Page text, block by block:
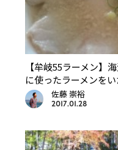
【牟岐55ラーメン】
に使ったラーメンをい
佐藤 崇裕
2017.01.28